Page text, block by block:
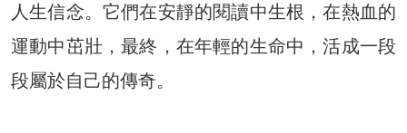
人生信念。它們在安靜的閱讀中生根，在熱血的
運動中茁壯，最終，在年輕的生命中，活成一段
段屬於自己的傳奇。